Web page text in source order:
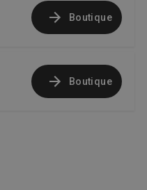
Boutique
Boutique